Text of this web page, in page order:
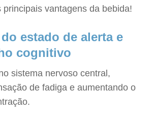
principais vantagens da bebida!
estado de alerta e
cognitivo
sistema nervoso central,
de fadiga e aumentando o